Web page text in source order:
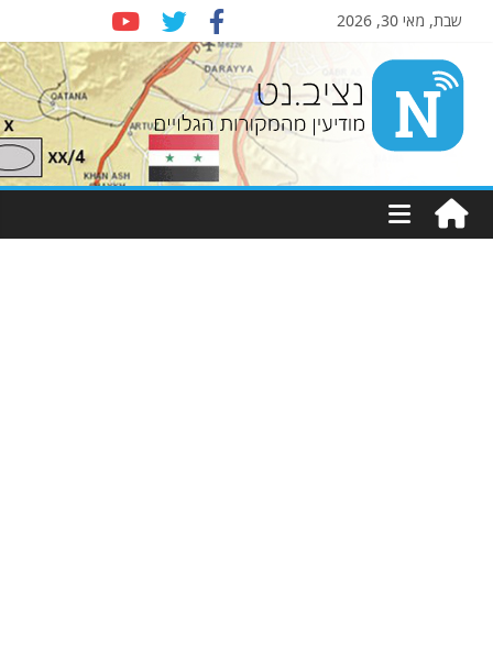
שבת, מאי 30, 2026
Nziv.net
מודיעין
מהמקורות